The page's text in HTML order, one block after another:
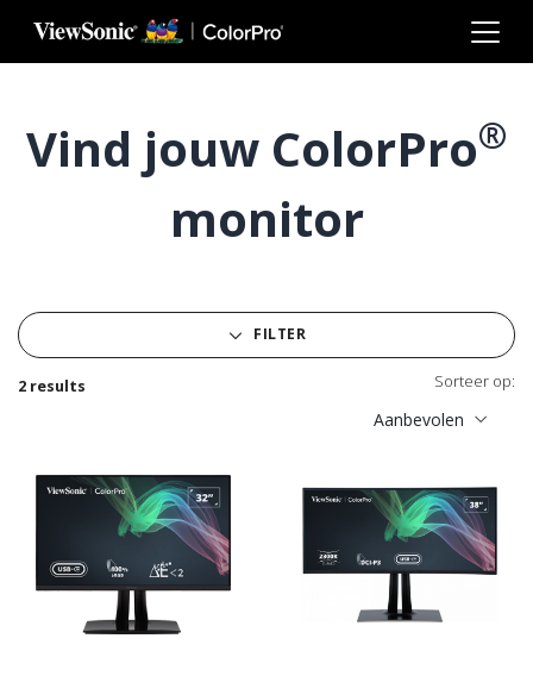
Ga naar hoofdinhoud
Vind jouw ColorPro®
monitor
FILTER
2 results Sorteer op:
Aanbevolen